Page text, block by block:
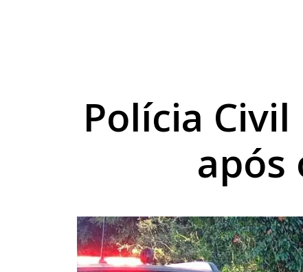
Motociclista sofre
Polícia
após